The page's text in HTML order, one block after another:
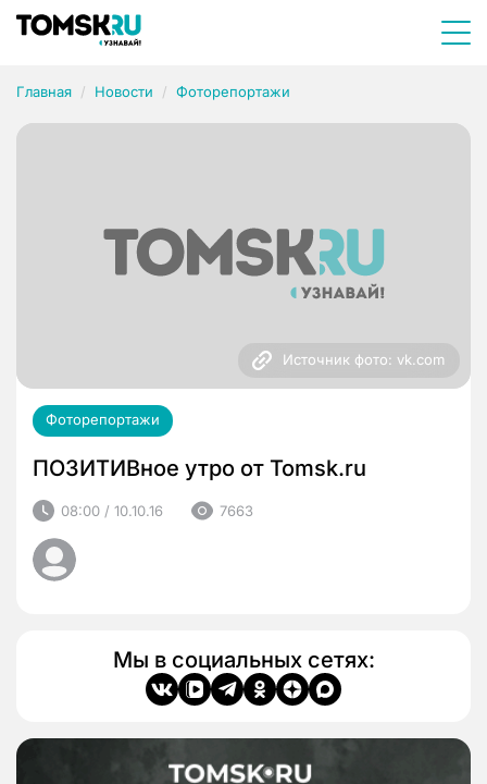
Главная Новости Фоторепортажи
Источник фото: vk.com
Фоторепортажи
ПОЗИТИВное утро от Tomsk.ru
08:00 / 10.10.16 7663
Мы в социальных сетях: